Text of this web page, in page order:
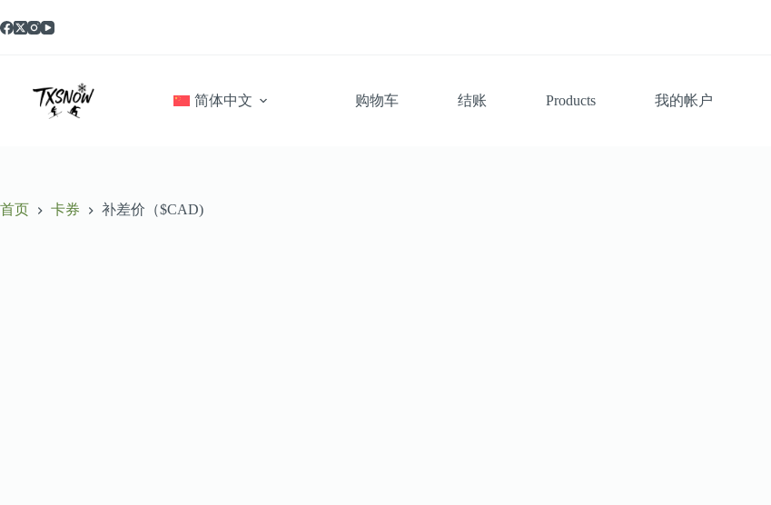
至
简体中文
购物车 结账 Products 我的帐户
首页 卡券 补差价（$CAD)